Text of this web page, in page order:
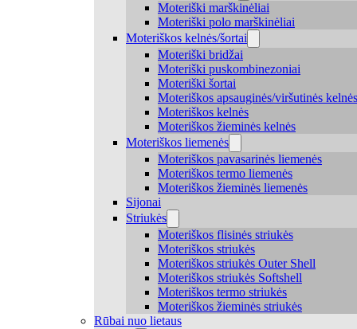
Moteriški marškinėliai
Moteriški polo marškinėliai
Moteriškos kelnės/šortai
Moteriški bridžai
Moteriški puskombinezoniai
Moteriški šortai
Moteriškos apsauginės/viršutinės kelnės
Moteriškos kelnės
Moteriškos žieminės kelnės
Moteriškos liemenės
Moteriškos pavasarinės liemenės
Moteriškos termo liemenės
Moteriškos žieminės liemenės
Sijonai
Striukės
Moteriškos flisinės striukės
Moteriškos striukės
Moteriškos striukės Outer Shell
Moteriškos striukės Softshell
Moteriškos termo striukės
Moteriškos žieminės striukės
Rūbai nuo lietaus